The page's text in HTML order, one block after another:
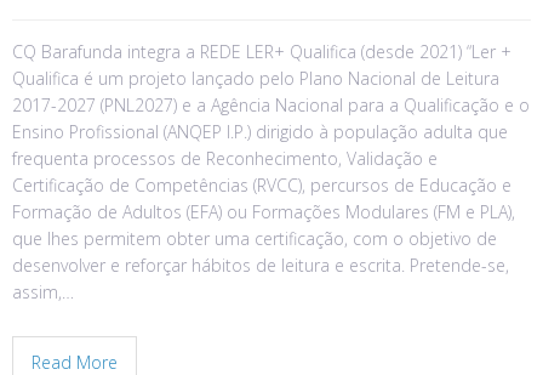
CQ Barafunda integra a REDE LER+ Qualifica (desde 2021) “Ler +
Qualifica é um projeto lançado pelo Plano Nacional de Leitura
2017-2027 (PNL2027) e a Agência Nacional para a Qualificação e o
Ensino Profissional (ANQEP I.P.) dirigido à população adulta que
frequenta processos de Reconhecimento, Validação e
Certificação de Competências (RVCC), percursos de Educação e
Formação de Adultos (EFA) ou Formações Modulares (FM e PLA),
que lhes permitem obter uma certificação, com o objetivo de
desenvolver e reforçar hábitos de leitura e escrita. Pretende-se,
assim,…
Read More